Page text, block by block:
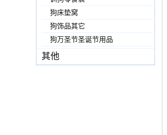
狗床垫窝
狗饰品其它
狗万圣节圣诞节用品
其他